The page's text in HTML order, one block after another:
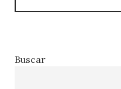
Buscar